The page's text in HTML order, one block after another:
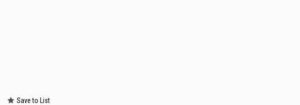
Save to List